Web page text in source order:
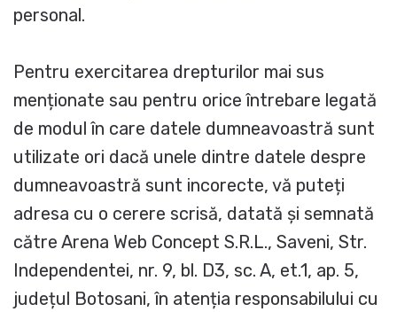
personal.
Pentru exercitarea drepturilor mai sus
menționate sau pentru orice întrebare legată
de modul în care datele dumneavoastră sunt
utilizate ori dacă unele dintre datele despre
dumneavoastră sunt incorecte, vă puteți
adresa cu o cerere scrisă, datată și semnată
către Arena Web Concept S.R.L., Saveni, Str.
Independentei, nr. 9, bl. D3, sc. A, et.1, ap. 5,
județul Botosani, în atenția responsabilului cu